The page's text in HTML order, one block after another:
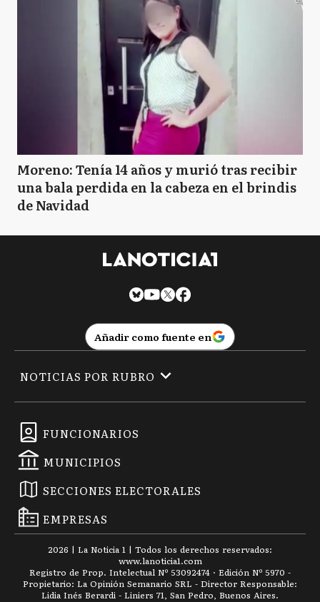
Moreno: Tenía 14 años y murió tras recibir
una bala perdida en la cabeza en el brindis
de Navidad
Añadir como fuente en
FUNCIONARIOS
MUNICIPIOS
SECCIONES ELECTORALES
EMPRESAS
NOTICIAS POR RUBRO
2026 | La Noticia 1 | Todos los derechos reservados:
www.lanoticia1.com
Registro de Prop. Intelectual Nº 53092474 · Edición Nº 5970 -
Propietario: La Opinión Semanario SRL - Director Responsable:
Lidia Inés Berardi - Liniers 71, San Pedro, Buenos Aires.